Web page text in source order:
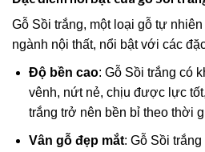
Gỗ Sồi trắng, một loại gỗ tự
ngành nội thất, nổi bật với các
Độ bền cao: Gỗ Sồi trắng có
vênh, nứt nẻ, chịu được lực
trắng trở nên bền bỉ theo thời
Vân gỗ đẹp mắt: Gỗ Sồi